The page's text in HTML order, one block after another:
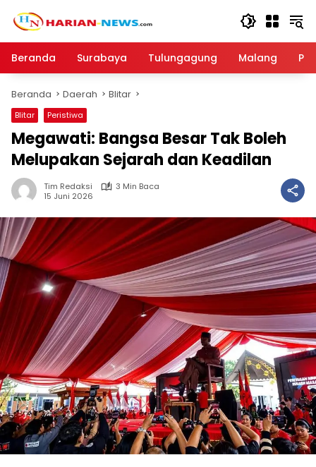
Beranda
Surabaya Tulungagung Malang
Beranda Daerah Blitar
Blitar Peristiwa
Megawati: Bangsa Besar Tak Boleh
Melupakan Sejarah dan Keadilan
Tim Redaksi
3 Min Baca
15 Juni 2026